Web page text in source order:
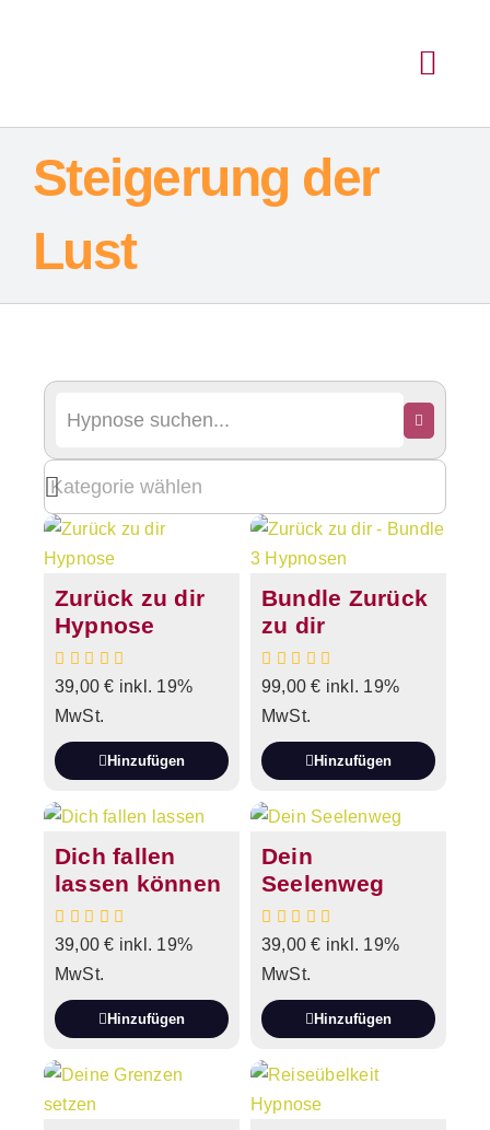
Steigerung der
Lust
Zurück zu dir
Hypnose
39,00€ inkl. 19%
MwSt.
Hinzufügen
Bundle Zurück
zu dir
99,00€ inkl. 19%
MwSt.
Hinzufügen
Dich fallen
lassen können
39,00€ inkl. 19%
MwSt.
Hinzufügen
Dein
Seelenweg
39,00€ inkl. 19%
MwSt.
Hinzufügen